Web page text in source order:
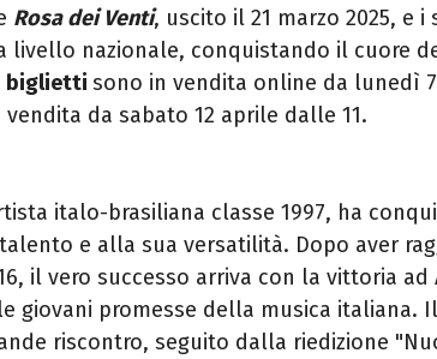
Rosa dei Venti, uscito il 21 marzo 2025, e
livello nazionale, conquistando il cuore
biglietti sono in vendita online da lunedì
da sabato 12 aprile dalle 11.
italo-brasiliana classe 1997, ha
e alla sua versatilità. Dopo aver
il vero successo arriva con la vittoria ad
giovani promesse della musica italiana.
riscontro, seguito dalla riedizione